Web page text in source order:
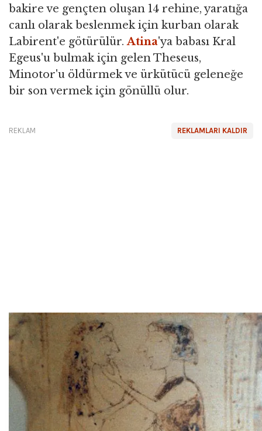
bakire ve gençten oluşan 14 rehine, yaratığa
canlı olarak beslenmek için kurban olarak
Labirent'e götürülür.Atina'ya babası Kral
Egeus'u bulmak için gelen Theseus,
Minotor'u öldürmek ve ürkütücü geleneğe
bir son vermek için gönüllü olur.
REKLAMLARI KALDIR
REKLAM